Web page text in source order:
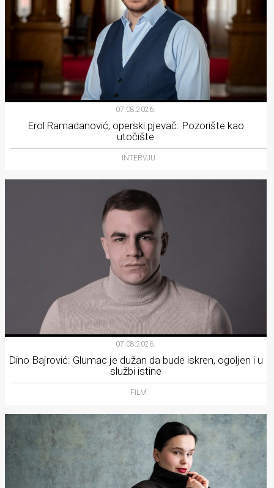
07.08.2026.
Erol Ramadanović, operski pjevač: Pozorište kao
utočište
INTERVJU
07.08.2026.
Dino Bajrović: Glumac je dužan da bude iskren, ogoljen i u
službi istine
FILM